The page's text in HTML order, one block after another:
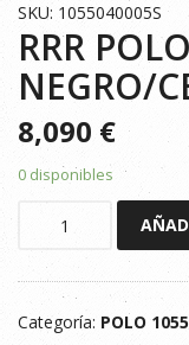
SKU: 1055040005S
RRR
NEGRO/
8,090 €
0 disponibles
BICOLOR
105504
NEGRO/CELESTE
Categoría: POLO